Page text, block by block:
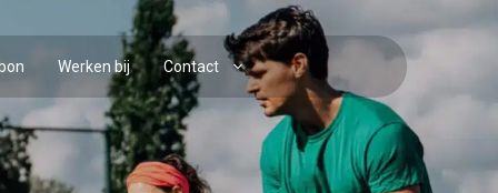
Werken bij Contact